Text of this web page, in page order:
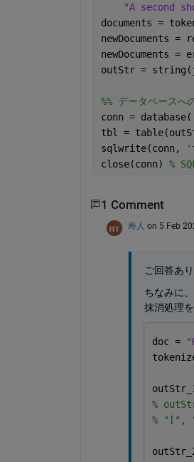
"A second
documents =
newDocuments =
newDocuments =
outStr =
%% データベースへ
conn = database(
tbl =
sqlwrite(conn,
close(conn) %
1 Comment
寿人 on 5 Feb
ご回答あ
ちなみに
抹消処理
doc =
%
% "[", "